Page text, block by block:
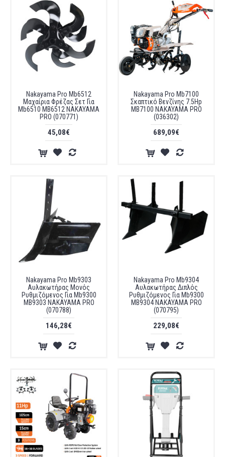
Nakayama Pro Mb6512
Μαχαίρια Φρέζας Σετ Για
Mb6510 MB6512 NAKAYAMA
PRO (070771)
45,08€
Nakayama Pro Mb7100
Σκαπτικό Βενζίνης 7.5Hp
MB7100 NAKAYAMA PRO
(036302)
689,09€
Nakayama Pro Mb9303
Αυλακωτήρας Μονός
Ρυθμιζόμενος Για Mb9300
MB9303 NAKAYAMA PRO
(070788)
146,28€
Nakayama Pro Mb9304
Αυλακωτήρας Διπλός
Ρυθμιζόμενος Για Mb9300
MB9304 NAKAYAMA PRO
(070795)
229,08€